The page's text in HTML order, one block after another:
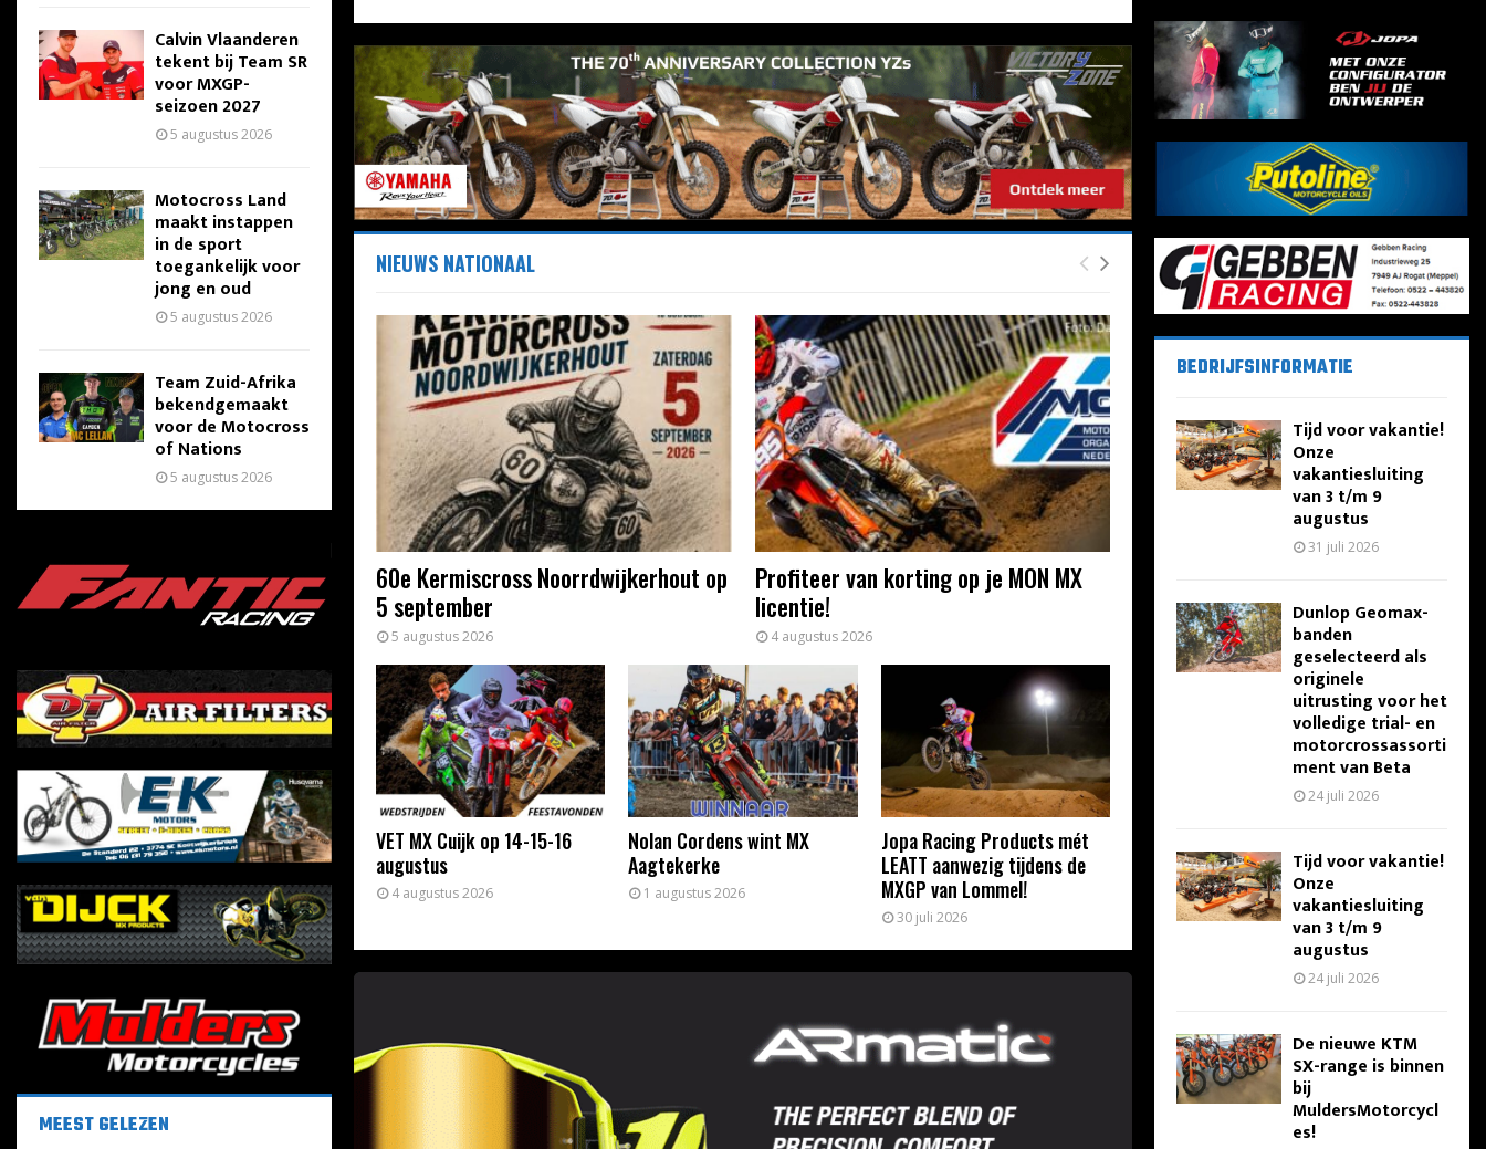
NIEUWS NATIONAAL
60e Kermiscross Noorrdwijkerhout op
5 september
5 augustus 2026
Profiteer van korting op je MON MX
licentie!
4 augustus 2026
VET MX Cuijk op 14-15-16
augustus
4 augustus 2026
Nolan Cordens wint MX
Aagtekerke
1 augustus 2026
Jopa Racing Products mét
LEATT aanwezig tijdens de
MXGP van Lommel!
30 juli 2026
Calvin Vlaanderen
tekent bij Team SR
voor MXGP-
seizoen 2027
5 augustus 2026
Motocross Land
maakt instappen
in de sport
toegankelijk voor
jong en oud
5 augustus 2026
Team Zuid-Afrika
bekendgemaakt
voor de Motocross
of Nations
5 augustus 2026
MEEST GELEZEN
BEDRIJFSINFORMATIE
Tijd voor vakantie!
Onze
vakantiesluiting
van 3 t/m 9
augustus
31 juli 2026
Dunlop Geomax-
banden
geselecteerd als
originele
uitrusting voor het
volledige trial- en
motorcrossassorti
ment van Beta
24 juli 2026
Tijd voor vakantie!
Onze
vakantiesluiting
van 3 t/m 9
augustus
24 juli 2026
De nieuwe KTM
SX-range is binnen
bij
MuldersMotorcycl
es!